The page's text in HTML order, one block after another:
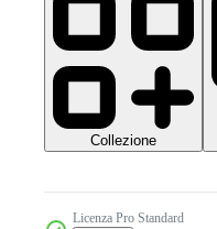
Collezione
Licenza Pro Standard